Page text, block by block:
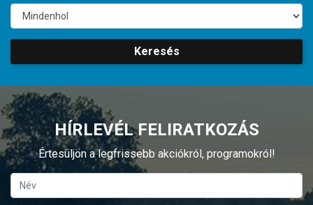
Keresés
HÍRLEVÉL FELIRATKOZÁS
Értesüljön a legfrissebb akciókról, programokról!